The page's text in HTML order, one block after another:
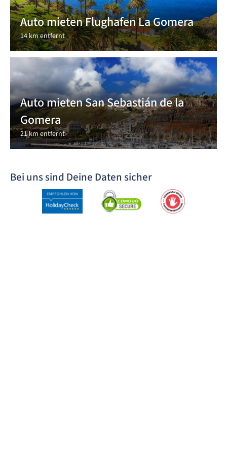
Auto mieten Flughafen La Gomera
14 km entfernt
Auto mieten San Sebastián de la
Gomera
21 km entfernt
Bei uns sind Deine Daten sicher